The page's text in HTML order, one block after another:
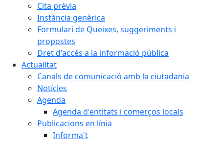
Cita prèvia
Instància genèrica
Formulari de Queixes, suggeriments i
propostes
Dret d'accés a la informació pública
Actualitat
Canals de comunicació amb la ciutadania
Notícies
Agenda
Agenda d'entitats i comerços locals
Publicacions en línia
Informa't